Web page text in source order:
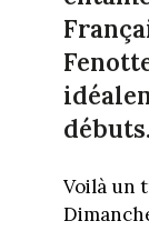
débuts.
Voilà un